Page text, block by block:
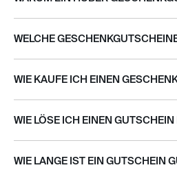
WELCHE
WIE KAUFE ICH EINEN
WIE LÖSE ICH EINEN GUTSCHEIN
WIE LANGE IST EIN GUTSCHEIN